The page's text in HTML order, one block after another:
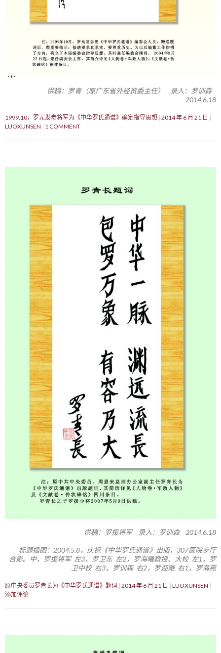
供稿：罗青（原广东省外经贸委主任） 录入：罗训森
2014.6.18
1999.10，罗元发老将军为《中华罗氏通谱》确定指导思想 2014 年 6 月 21 日
LUOXUNSEN
1 COMMENT
供稿：罗援将军 录入：罗训森 2014.6.18
标题插图：2004.5.8，庆祝《中华罗氏通谱》出版，307医院歺厅
合影。中，罗援将军 左3，罗卫东 左2，罗海曦教授、大校 左1，罗
卫中校 右3，罗训森 右2，罗迎难 右1，罗海燕
原中央委员罗青长为《中华罗氏通谱》题词 2014 年 6 月 21 日
LUOXUNSEN
添加评论